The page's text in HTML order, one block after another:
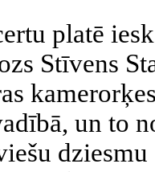
platē
Stīvens
un to